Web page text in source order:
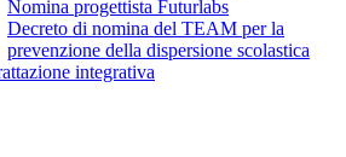
Nomina progettista Futurlabs
Decreto di nomina del TEAM per la
prevenzione della dispersione scolastica
integrativa